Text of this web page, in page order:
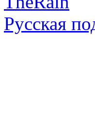
Русская